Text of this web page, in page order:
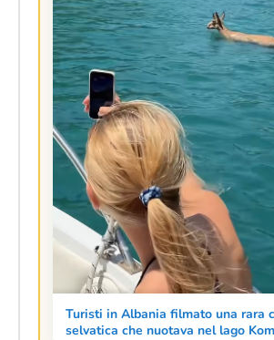
Turisti in Albania filmato una rara
selvatica che nuotava nel lago